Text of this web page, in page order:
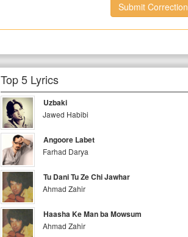
Submit Correction
Top 5 Lyrics
Uzbaki
Jawed Habibi
Angoore Labet
Farhad Darya
Tu Dani Tu Ze Chi Jawhar
Ahmad Zahir
Haasha Ke Man ba Mowsum
Ahmad Zahir